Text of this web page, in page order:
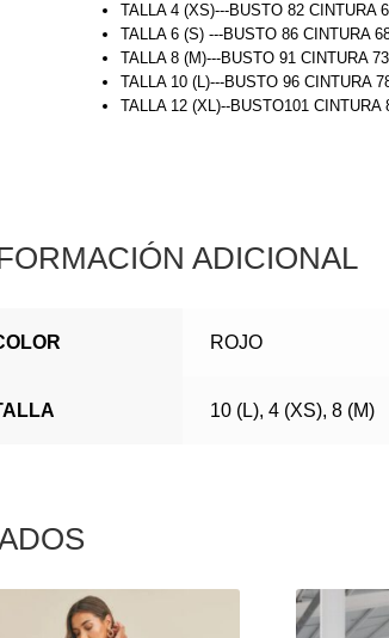
TALLA 4 (XS)---BUSTO 82 CINTURA
TALLA 6 (S) ---BUSTO 86 CINTURA
TALLA 8 (M)---BUSTO 91 CINTURA
TALLA 10 (L)---BUSTO 96 CINTURA
TALLA 12 (XL)--BUSTO101 CINTURA
ADICIONAL
ROJO
10 (L), 4 (XS), 8 (M)